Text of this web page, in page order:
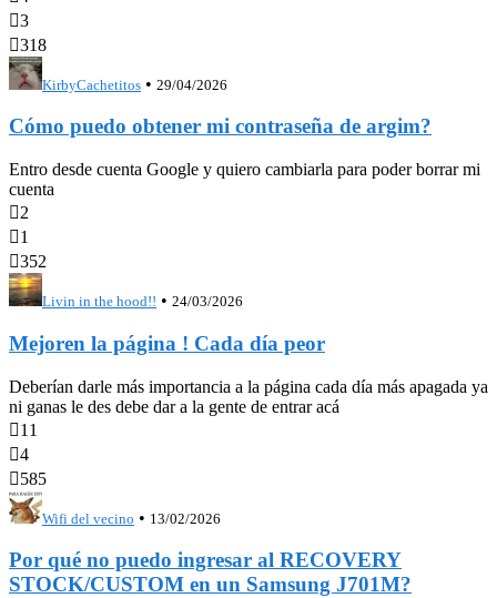
3
318
KirbyCachetitos • 29/04/2026
Cómo puedo obtener mi contraseña de argim?
Entro desde cuenta Google y quiero cambiarla para poder borrar mi
cuenta
2
1
352
Livin in the hood!! • 24/03/2026
Mejoren la página ! Cada día peor
Deberían darle más importancia a la página cada día más apagada ya
ni ganas le des debe dar a la gente de entrar acá
11
4
585
Wifi del vecino • 13/02/2026
Por qué no puedo ingresar al RECOVERY
STOCK/CUSTOM en un Samsung J701M?